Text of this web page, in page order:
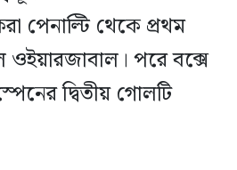
পেনাল্টি থেকে প্রথম
পরে বক্সে
দ্বিতীয় গোলটি